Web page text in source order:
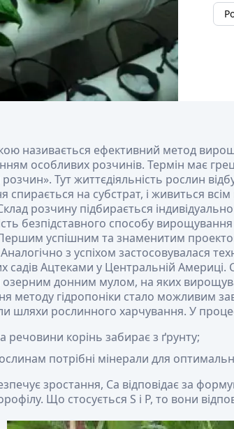
називається ефективний метод
особливих розчинів. Термін має
Тут життєдіяльність рослин
спирається на субстрат, і живиться
розчину підбирається
безпідставного способу
Першим успішним та знаменитим
з успіхом застосовувалася
садів Ацтеками у Центральній
озерним донним мулом, на яких
методу гідропоніки стало можливим
шляхи рослинного харчування. У
речовини корінь забирає з ґрунту;
потрібні мінерали для
зростання, Ca відповідає за
Що стосується S і P, то вони